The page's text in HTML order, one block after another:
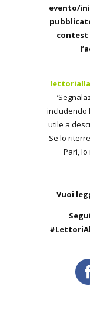
evento/
contest
includendo
utile a
Se lo
Pari,
Vuoi